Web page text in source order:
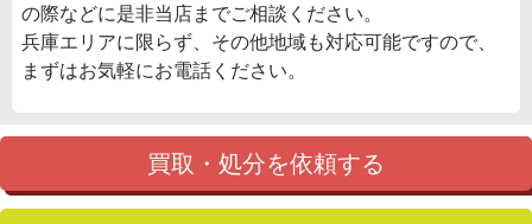
の際などに是非当店までご相談ください。
兵庫エリアに限らず、その他地域も対応可能ですので、
まずはお気軽にお電話ください。
買取・処分を依頼する